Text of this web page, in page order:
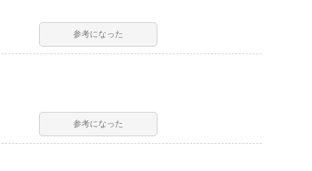
参考になった
参考になった